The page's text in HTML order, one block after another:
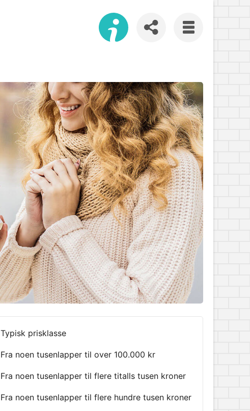
Typisk prisklasse
Fra noen tusenlapper til over 100.000 kr
Fra noen tusenlapper til flere titalls tusen kroner
Fra noen tusenlapper til flere hundre tusen kroner